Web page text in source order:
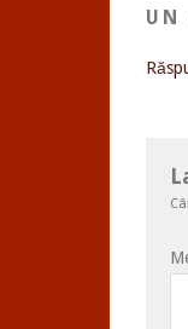
UN